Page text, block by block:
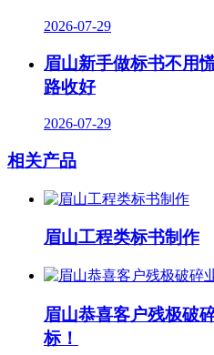
2026-07-29
眉山新手做标书不用
路收好
2026-07-29
相关产品
眉山工程类标书制作
眉山恭喜客户残极破
标！